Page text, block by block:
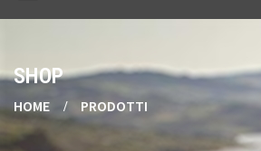
SHOP
HOME PRODOTTI